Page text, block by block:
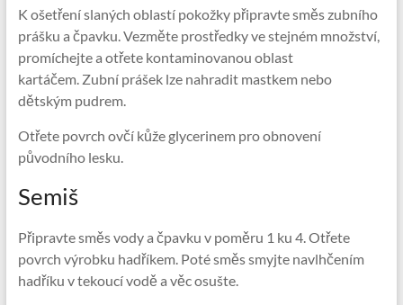
K ošetření slaných oblastí pokožky připravte směs zubního
prášku a čpavku. Vezměte prostředky ve stejném množství,
promíchejte a otřete kontaminovanou oblast
kartáčem. Zubní prášek lze nahradit mastkem nebo
dětským pudrem.
Otřete povrch ovčí kůže glycerinem pro obnovení
původního lesku.
Semiš
Připravte směs vody a čpavku v poměru 1 ku 4. Otřete
povrch výrobku hadříkem. Poté směs smyjte navlhčením
hadříku v tekoucí vodě a věc osušte.